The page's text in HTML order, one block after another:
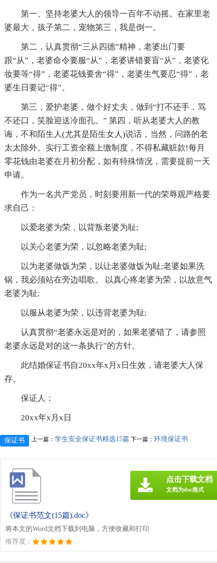
第一、坚持老婆大人的领导一百年不动摇。在家里老
婆最大，孩子第二，宠物第三，我是倒一。
第二，认真贯彻“三从四德”精神，老婆出门要
跟“从”，老婆命令要服“从”，老婆讲错要盲“从”，老婆化
妆要等“得”，老婆花钱要舍“得”，老婆生气要忍“得”，老
婆生日要记“得”。
第三，爱护老婆，做个好丈夫，做到“打不还手，骂
不还口，笑脸迎送冷面孔。” 第四，听从老婆大人的教
诲，不和陌生人(尤其是陌生女人)说话，当然，问路的老
太太除外。实行工资全额上缴制度，不得私藏赃款!每月
零花钱由老婆在月初分配，如有特殊情况，需要提前一天
申请。
作为一名共产党员，时刻要用新一代的荣辱观严格要
求自己：
以爱老婆为荣，以背叛老婆为耻;
以关心老婆为荣，以忽略老婆为耻;
以为老婆做饭为荣，以让老婆做饭为耻;老婆如果洗
锅，我必须站在旁边唱歌。 以真心疼老婆为荣，以故意气
老婆为耻;
以服从老婆为荣，以违背老婆为耻;
认真贯彻“老婆永远是对的，如果老婆错了，请参照
老婆永远是对的这一条执行”的方针。
此结婚保证书自20xx年x月x日生效，请老婆大人保
存。
保证人：
20xx年x月x日
保证书
《保证书范文(15篇).doc》
将本文的Word文档下载到电脑，方便收藏和打印
推荐度：
点击下载文档
文档为doc格式
上一篇： 学生安全保证书精选15篇 下一篇： 环境保证书